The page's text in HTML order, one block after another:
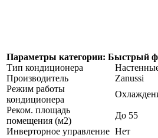
Параметры категории: Быстрый
Тип кондиционера
Производитель
Zanussi
Режим работы
кондиционера
Реком. площадь
помещения (м2)
До 55
Инверторное управление Нет